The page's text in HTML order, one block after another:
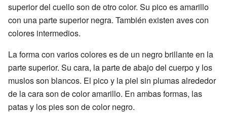
superior del cuello son de otro color. Su pico es amarillo
con una parte superior negra. También existen aves con
colores intermedios.
La forma con varios colores es de un negro brillante en la
parte superior. Su cara, la parte de abajo del cuerpo y los
muslos son blancos. El pico y la piel sin plumas alrededor
de la cara son de color amarillo. En ambas formas, las
patas y los pies son de color negro.